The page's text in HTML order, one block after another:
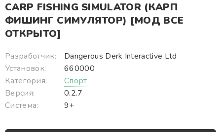
CARP FISHING SIMULATOR (КАРП
ФИШИНГ СИМУЛЯТОР) [МОД ВСЕ
ОТКРЫТО]
Разработчик:
Dangerous Derk Interactive Ltd
Установок:
660000
Категория:
Спорт
Версия:
0.2.7
Система:
9+